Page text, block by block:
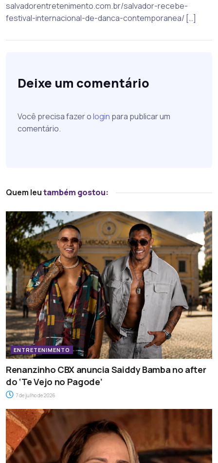
salvadorentretenimento.com.br/salvador-recebe-
festival-internacional-de-danca-contemporanea/ […]
Deixe um comentário
Você precisa fazer ologin para publicar um
comentário.
Quem leutambém gostou:
ENTRETENIMENTO
Renanzinho CBX anuncia Saiddy Bamba no after
do ‘Te Vejo no Pagode’
7 de julho de 2026